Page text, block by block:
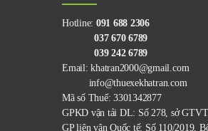
Hotline: 091 688 2306
037 670 6789
039 242 6789
Email: khatran2000@gmail.com
info@thuexekhatran.com
Mã số Thuế: 3301342877
GPKD vận tải DL: Số 278, sở
GP liên vận Quốc tế: Số 110/2019,